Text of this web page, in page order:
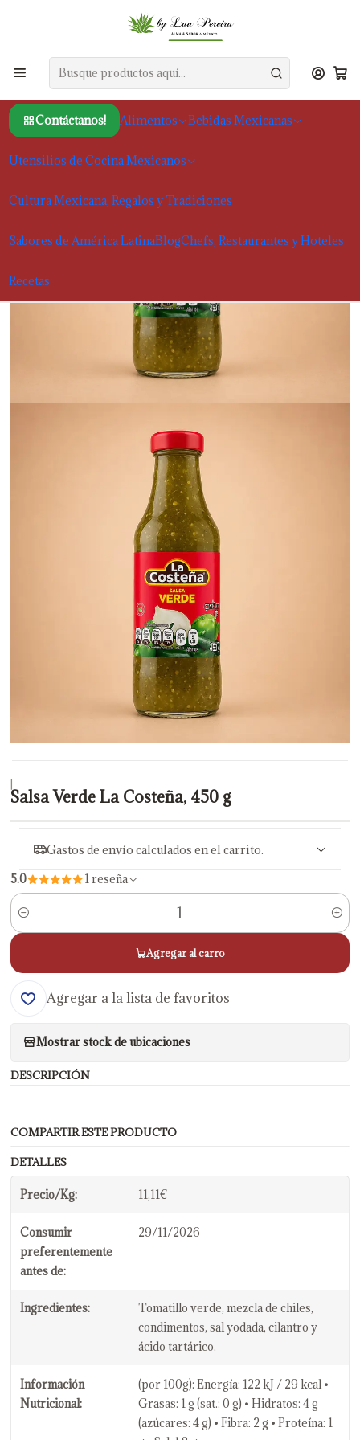
Contáctanos! Alimentos Bebidas Mexicanas
Utensilios de Cocina Mexicanos
Cultura Mexicana, Regalos y Tradiciones
Sabores de América LatinaBlogChefs, Restaurantes y Hoteles
Recetas
Salsas y Moles Salsa Verde La Costeña, 450 g
|
Salsa Verde La Costeña, 450 g
Gastos de envío calculados en el carrito.
5.0 1 reseña
Cantidad
Agregar al carro
Agregar a la lista de favoritos
Mostrar stock de ubicaciones
DESCRIPCIÓN
COMPARTIR ESTE PRODUCTO
DETALLES
Precio/Kg: 11,11€
Consumir
preferentemente
antes de:
29/11/2026
Ingredientes:
Tomatillo verde, mezcla de chiles,
condimentos, sal yodada, cilantro y
ácido tartárico.
Información
Nutricional:
(por 100g): Energía: 122 kJ / 29 kcal •
Grasas: 1 g (sat.: 0 g) • Hidratos: 4 g
(azúcares: 4 g) • Fibra: 2 g • Proteína: 1